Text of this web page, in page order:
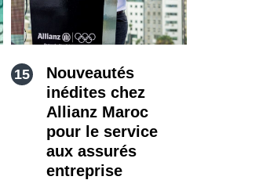
Nouveautés
inédites chez
Allianz Maroc
pour le service
aux assurés
entreprise